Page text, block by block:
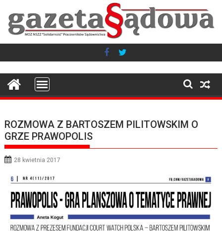
content
ROZMOWA Z BARTOSZEM PILITOWSKIM O
GRZE PRAWOPOLIS
28 kwietnia 2017